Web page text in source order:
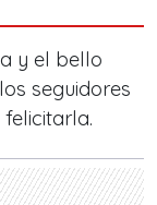
y el bello
seguidores